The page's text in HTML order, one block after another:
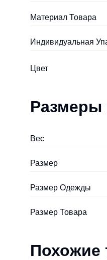
Материал Товара
Индивидуальная
Цвет
Размеры
Вес
Размер
Размер Одежды
Размер Товара
Похожие